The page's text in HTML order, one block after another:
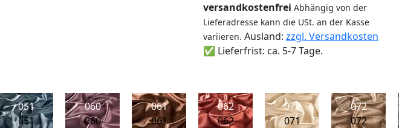
versandkostenfrei Abhängig von der
Lieferadresse kann die USt. an der Kasse
variieren. Ausland: zzgl. Versandkosten
✅ Lieferfrist: ca. 5-7 Tage.
051
051
060
060
061
061
062
062
071
071
072
072